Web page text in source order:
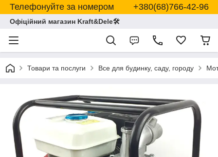
Телефонуйте за номером +380(68)766-42-96
Офіційний магазин Kraft&Dele🛠
Товари та послуги Все для будинку, саду, городу